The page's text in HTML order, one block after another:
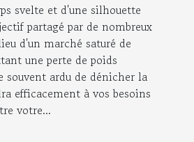
svelte et d'une silhouette
partagé par de nombreux
d'un marché saturé de
une perte de poids
souvent ardu de dénicher la
efficacement à vos besoins
votre...